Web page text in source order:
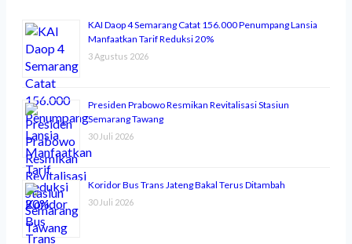
KAI Daop 4 Semarang Catat 156.000 Penumpang Lansia
Manfaatkan Tarif Reduksi 20%
3 Agustus 2026
Presiden Prabowo Resmikan Revitalisasi Stasiun
Semarang Tawang
30 Juli 2026
Koridor Bus Trans Jateng Bakal Terus Ditambah
30 Juli 2026